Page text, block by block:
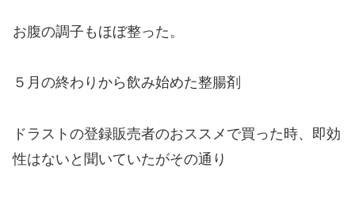
お腹の調子もほぼ整った。
５月の終わりから飲み始めた整腸剤
ドラストの登録販売者のおススメで買った時、即効
性はないと聞いていたがその通り